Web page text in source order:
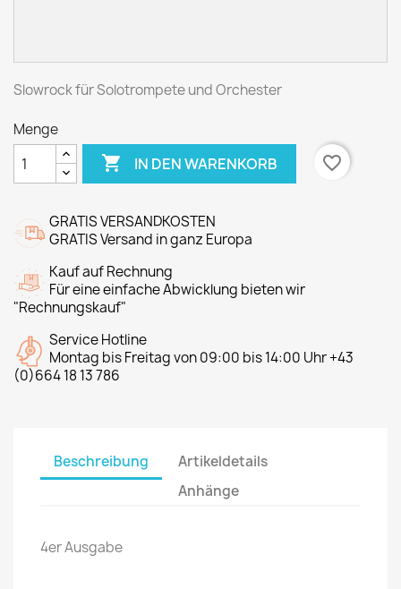
Slowrock für Solotrompete und Orchester
Menge
 IN DEN WARENKORB favorite_border
GRATIS VERSANDKOSTEN
GRATIS Versand in ganz Europa
Kauf auf Rechnung
Für eine einfache Abwicklung bieten wir
"Rechnungskauf"
Service Hotline
Montag bis Freitag von 09:00 bis 14:00 Uhr +43
(0)664 18 13 786
Beschreibung
Artikeldetails
Anhänge
4er Ausgabe